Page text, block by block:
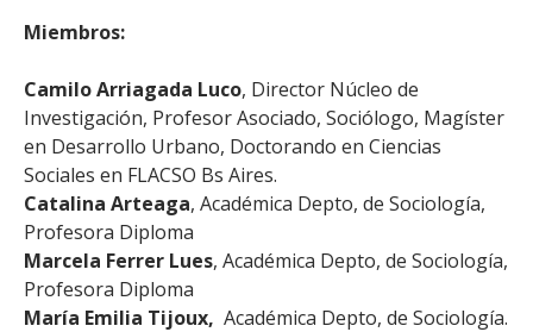
ESTUDIANTES
ACADÉMICOS
FUNCIONARIOS
Miembros:
Camilo Arriagada Luco, Director Núcleo de
Investigación, Profesor Asociado, Sociólogo, Magíster
en Desarrollo Urbano, Doctorando en Ciencias
Sociales en FLACSO Bs Aires.
Catalina Arteaga, Académica Depto, de Sociología,
Profesora Diploma
Marcela Ferrer Lues, Académica Depto, de Sociología,
Profesora Diploma
María Emilia Tijoux, Académica Depto, de Sociología.